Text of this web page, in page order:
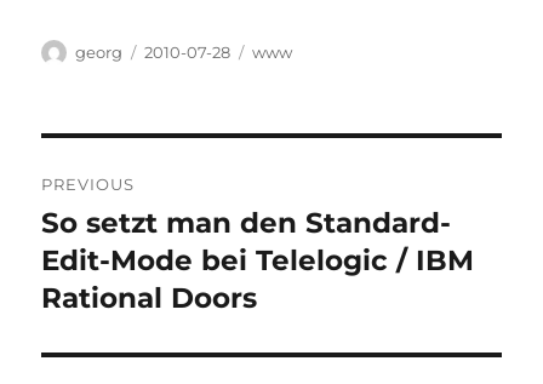
Author
georg
Posted
2010-07-28 Categories
www
navigation
PREVIOUS
Previous
post:
So setzt man den Standard-
Edit-Mode bei Telelogic / IBM
Rational Doors